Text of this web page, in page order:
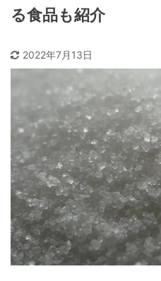
る食品も紹介
2022年7月13日